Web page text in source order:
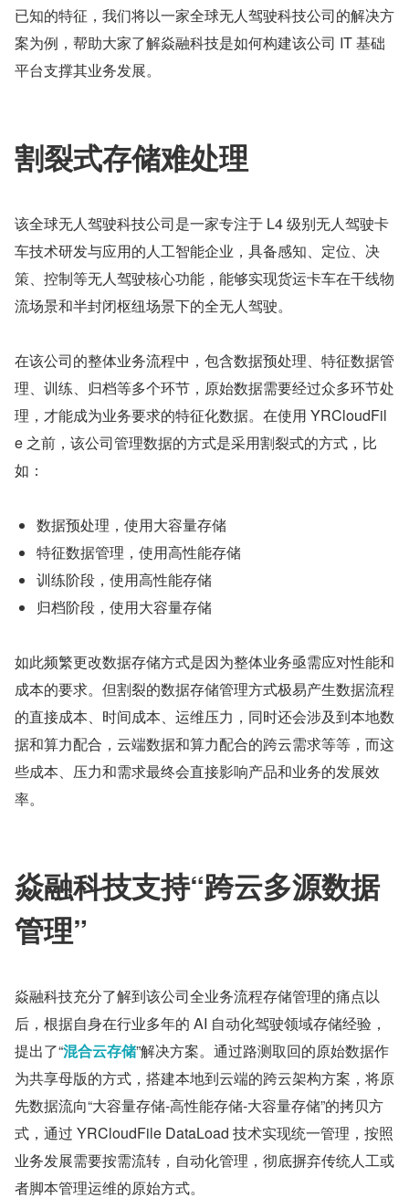
已知的特征，我们将以一家全球无人驾驶科技公司的解决方
案为例，帮助大家了解焱融科技是如何构建该公司 IT 基础
平台支撑其业务发展。
割裂式存储难处理
该全球无人驾驶科技公司是一家专注于 L4 级别无人驾驶卡
车技术研发与应用的人工智能企业，具备感知、定位、决
策、控制等无人驾驶核心功能，能够实现货运卡车在干线物
流场景和半封闭枢纽场景下的全无人驾驶。
在该公司的整体业务流程中，包含数据预处理、特征数据管
理、训练、归档等多个环节，原始数据需要经过众多环节处
理，才能成为业务要求的特征化数据。在使用 YRCloudFil
e 之前，该公司管理数据的方式是采用割裂式的方式，比
如：
数据预处理，使用大容量存储
特征数据管理，使用高性能存储
训练阶段，使用高性能存储
归档阶段，使用大容量存储
如此频繁更改数据存储方式是因为整体业务亟需应对性能和
成本的要求。但割裂的数据存储管理方式极易产生数据流程
的直接成本、时间成本、运维压力，同时还会涉及到本地数
据和算力配合，云端数据和算力配合的跨云需求等等，而这
些成本、压力和需求最终会直接影响产品和业务的发展效
率。
焱融科技支持“跨云多源数据
管理”
焱融科技充分了解到该公司全业务流程存储管理的痛点以
后，根据自身在行业多年的 AI 自动化驾驶领域存储经验，
提出了“混合云存储”解决方案。通过路测取回的原始数据作
为共享母版的方式，搭建本地到云端的跨云架构方案，将原
先数据流向“大容量存储-高性能存储-大容量存储”的拷贝方
式，通过 YRCloudFile DataLoad 技术实现统一管理，按照
业务发展需要按需流转，自动化管理，彻底摒弃传统人工或
者脚本管理运维的原始方式。